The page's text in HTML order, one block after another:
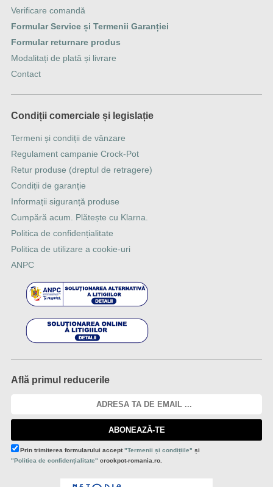
Verificare comandă
Formular Service și Termenii Garanției
Formular returnare produs
Modalitați de plată și livrare
Contact
Condiții comerciale și legislație
Termeni și condiții de vânzare
Regulament campanie Crock-Pot
Retur produse (dreptul de retragere)
Condiții de garanție
Informații siguranță produse
Cumpără acum. Plătește cu Klarna.
Politica de confidențialitate
Politica de utilizare a cookie-uri
ANPC
Află primul reducerile
ABONEAZĂ-TE
Prin trimiterea formularului accept"Termenii și condițiile" și
"Politica de confidențialitate" crockpot-romania.ro.